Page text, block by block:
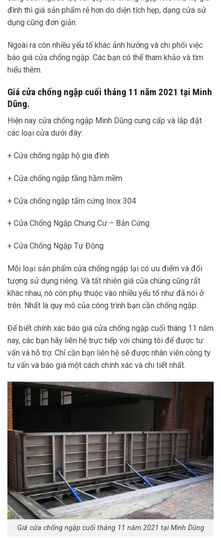
đình thì giá sản phẩm rẻ hơn do diện tích hẹp, dạng cửa sử
dụng cũng đơn giản.
Ngoài ra còn nhiều yếu tố khác ảnh hưởng và chi phối việc
báo giá cửa chống ngập. Các bạn có thể tham khảo và tìm
hiểu thêm.
Giá cửa chống ngập cuối tháng 11 năm 2021 tại Minh
Dũng.
Hiện nay cửa chống ngập Minh Dũng cung cấp và lắp đặt
các loại cửa dưới đây:
+ Cửa chống ngập hộ gia đình
+ Cửa chống ngập tầng hầm mềm
+ Cửa chống ngập tấm cứng Inox 304
+ Cửa Chống Ngập Chung Cư – Bản Cứng
+ Cửa Chống Ngập Tự Động
Mỗi loại sản phẩm cửa chống ngập lại có ưu điểm và đối
tượng sử dụng riêng. Và tất nhiên giá của chúng cũng rất
khác nhau, nó còn phụ thuộc vào nhiều yếu tố như đã nói ở
trên. Nhất là quy mô của công trình bạn cần chống ngập.
Để biết chính xác báo giá cửa chống ngập cuối tháng 11 năm
nay, các bạn hãy liên hệ trực tiếp với chúng tôi để được tư
vấn và hỗ trợ. Chỉ cần bạn liên hệ sẽ được nhân viên công ty
tư vấn và báo giá một cách chính xác và chi tiết nhất.
Giá cửa chống ngập cuối tháng 11 năm 2021 tại Minh Dũng